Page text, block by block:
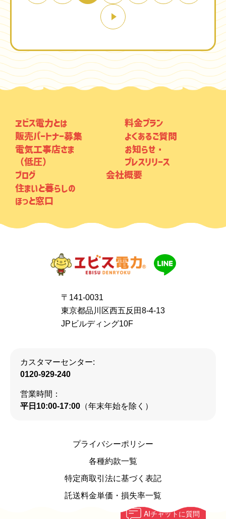
ヱビス電力とは
料金プラン
販売パートナー募集
よくあるご質問
電気工事店さま
（低圧）
お知らせ・
プレスリリース
ブログ
会社概要
住まいと暮らしの
ほっと窓口
〒141-0031
東京都品川区西五反田8-4-13
JPビルディング10F
カスタマーセンター:
0120-929-240
営業時間：
平日10:00-17:00 （年末年始を除く）
プライバシーポリシー
各種約款一覧
特定商取引法に基づく表記
託送料金単価・損失率一覧
AIチャットに質問